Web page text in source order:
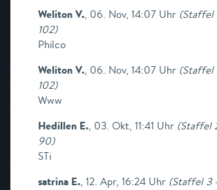
Weliton V., 06. Nov, 14:07 Uhr (Staffel
102)
Philco
Weliton V., 06. Nov, 14:07 Uhr (Staffel
102)
Www
Hedillen E., 03. Okt, 11:41 Uhr (Staffel
90)
STi
satrina E., 12. Apr, 16:24 Uhr (Staffel 3